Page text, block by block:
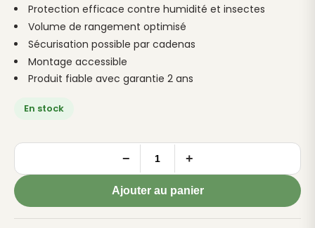
Protection efficace contre humidité et insectes
Volume de rangement optimisé
Sécurisation possible par cadenas
Montage accessible
Produit fiable avec garantie 2 ans
En stock
quantité
de
Armoire
extérieure
− +
Ajouter au panier